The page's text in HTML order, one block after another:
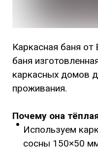
Каркасная баня от
баня
каркасных домов
проживания.
Почему она
Используем
сосны 150×50